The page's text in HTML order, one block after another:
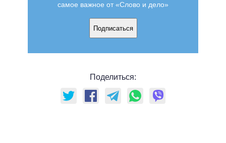
самое важное от «Слово и дело»
Подписаться
Поделиться: